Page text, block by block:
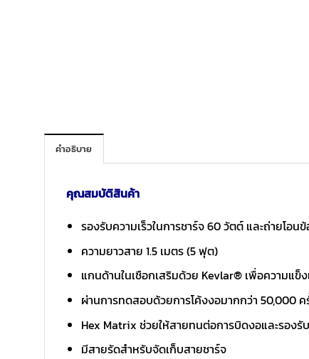
คำอธิบาย
คุณสมบัติสินค้า
รองรับความเร็วในการชาร์จ 60 วัตต์ และถ่ายโอน
ความยาวสาย 1.5 เมตร (5 ฟุต)
แกนด้านในเชือกเสริมด้วย Kevlar® เพื่อความแ
ผ่านการทดสอบด้วยการโค้งงอมากกว่า 50,000 ค
Hex Matrix ช่วยให้สายทนต่อการบิดงอและรอง
มีสายรัดสำหรับจัดเก็บสายชาร์จ